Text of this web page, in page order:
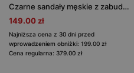
Czarne sandały męskie z zabudowanym przodem
149.00 zł
Najniższa cena z 30 dni przed
wprowadzeniem obniżki: 199.00 zł
Cena regularna: 379.00 zł